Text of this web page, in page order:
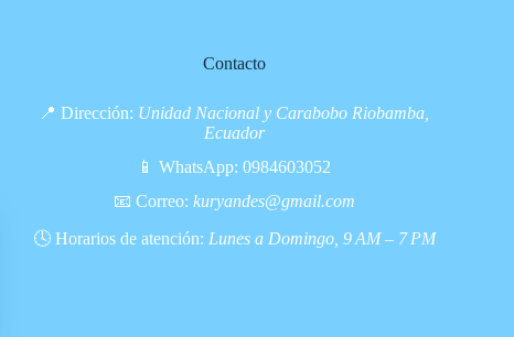
Contacto
📍 Dirección: Unidad Nacional y Carabobo Riobamba,
Ecuador
📱 WhatsApp: 0984603052
📧 Correo: kuryandes@gmail.com
🕓 Horarios de atención: Lunes a Domingo, 9 AM – 7 PM